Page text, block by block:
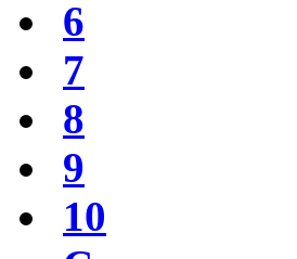
6
7
8
9
10